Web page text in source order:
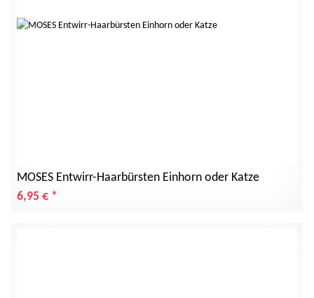
MOSES Entwirr-Haarbürsten Einhorn oder Katze
6,95 € *